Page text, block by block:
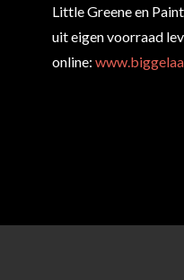
Little Greene en
uit eigen voorraad
online: